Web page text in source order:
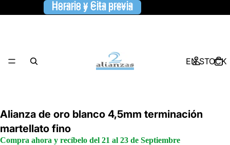
Horario y Cita previa
Horario y Cita previa
EN STOCK
Alianza de oro blanco 4,5mm terminación
martellato fino
Compra ahora y recíbelo del 21 al 23 de Septiembre